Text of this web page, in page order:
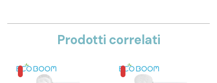
Prodotti correlati